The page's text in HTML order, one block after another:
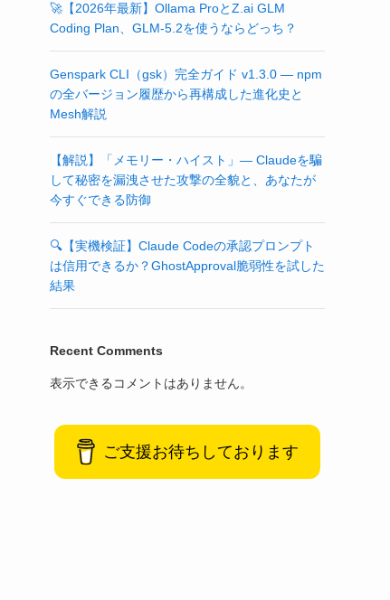
🚀【2026年最新】Ollama ProとZ.ai GLM
Coding Plan、GLM-5.2を使うならどっち？
Genspark CLI（gsk）完全ガイド v1.3.0 — npm
の全バージョン履歴から再構成した進化史と
Mesh解説
【解説】「メモリー・ハイスト」— Claudeを騙
して秘密を漏洩させた攻撃の全貌と、あなたが
今すぐできる防御
🔍【実機検証】Claude Codeの承認プロンプト
は信用できるか？GhostApproval脆弱性を試した
結果
Recent Comments
表示できるコメントはありません。
ご支援お待ちしております